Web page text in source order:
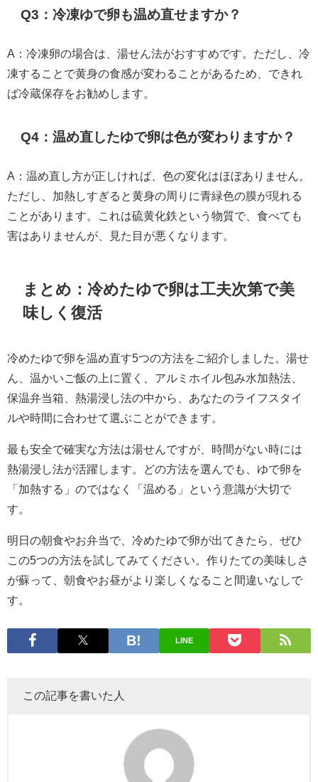
Q3：冷凍ゆで卵も温め直せますか？
A：冷凍卵の場合は、湯せん法がおすすめです。ただし、冷
凍することで黄身の食感が変わることがあるため、できれ
ば冷蔵保存をお勧めします。
Q4：温め直したゆで卵は色が変わりますか？
A：温め直し方が正しければ、色の変化はほぼありません。
ただし、加熱しすぎると黄身の周りに青緑色の膜が現れる
ことがあります。これは硫黄化鉄という物質で、食べても
害はありませんが、見た目が悪くなります。
まとめ：冷めたゆで卵は工夫次第で美
味しく復活
冷めたゆで卵を温め直す5つの方法をご紹介しました。湯せ
ん、温かいご飯の上に置く、アルミホイル包み水加熱法、
保温弁当箱、熱湯浸し法の中から、あなたのライフスタイ
ルや時間に合わせて選ぶことができます。
最も安全で確実な方法は湯せんですが、時間がない時には
熱湯浸し法が活躍します。どの方法を選んでも、ゆで卵を
「加熱する」のではなく「温める」という意識が大切で
す。
明日の朝食やお弁当で、冷めたゆで卵が出てきたら、ぜひ
この5つの方法を試してみてください。作りたての美味しさ
が蘇って、朝食やお昼がより楽しくなること間違いなしで
す。
LINE
この記事を書いた人